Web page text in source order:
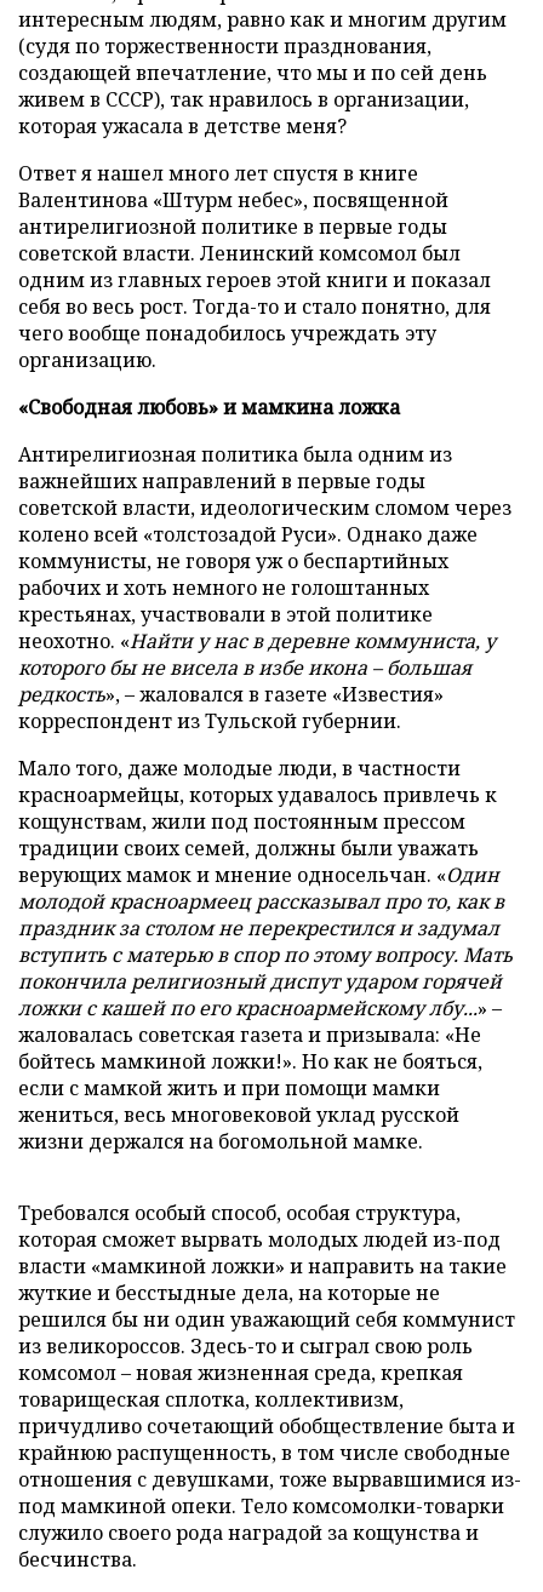
интересным людям, равно как и многим другим
(судя по торжественности празднования,
создающей впечатление, что мы и по сей день
живем в СССР), так нравилось в организации,
которая ужасала в детстве меня?
Ответ я нашел много лет спустя в книге
Валентинова «Штурм небес», посвященной
антирелигиозной политике в первые годы
советской власти. Ленинский комсомол был
одним из главных героев этой книги и показал
себя во весь рост. Тогда-то и стало понятно, для
чего вообще понадобилось учреждать эту
организацию.
«Свободная любовь» и мамкина ложка
Антирелигиозная политика была одним из
важнейших направлений в первые годы
советской власти, идеологическим сломом через
колено всей «толстозадой Руси». Однако даже
коммунисты, не говоря уж о беспартийных
рабочих и хоть немного не голоштанных
крестьянах, участвовали в этой политике
неохотно. «Найти у нас в деревне коммуниста, у
которого бы не висела в избе икона – большая
редкость», – жаловался в газете «Известия»
корреспондент из Тульской губернии.
Мало того, даже молодые люди, в частности
красноармейцы, которых удавалось привлечь к
кощунствам, жили под постоянным прессом
традиции своих семей, должны были уважать
верующих мамок и мнение односельчан. «Один
молодой красноармеец рассказывал про то, как в
праздник за столом не перекрестился и задумал
вступить с матерью в спор по этому вопросу. Мать
покончила религиозный диспут ударом горячей
ложки с кашей по его красноармейскому лбу...» –
жаловалась советская газета и призывала: «Не
бойтесь мамкиной ложки!». Но как не бояться,
если с мамкой жить и при помощи мамки
жениться, весь многовековой уклад русской
жизни держался на богомольной мамке.
Требовался особый способ, особая структура,
которая сможет вырвать молодых людей из-под
власти «мамкиной ложки» и направить на такие
жуткие и бесстыдные дела, на которые не
решился бы ни один уважающий себя коммунист
из великороссов. Здесь-то и сыграл свою роль
комсомол – новая жизненная среда, крепкая
товарищеская сплотка, коллективизм,
причудливо сочетающий обобществление быта и
крайнюю распущенность, в том числе свободные
отношения с девушками, тоже вырвавшимися из-
под мамкиной опеки. Тело комсомолки-товарки
служило своего рода наградой за кощунства и
бесчинства.